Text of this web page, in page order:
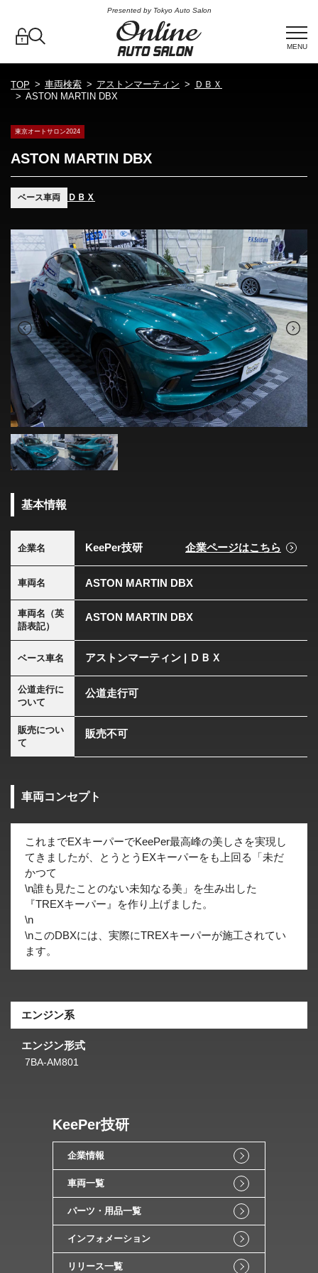
Presented by Tokyo Auto Salon
MENU
TOP 車両検索 アストンマーティン
ＤＢＸ
ASTON MARTIN DBX
東京オートサロン2024
ASTON MARTIN DBX
ベース車両 ＤＢＸ
基本情報
企業名 KeePer技研 企業ページはこちら
車両名 ASTON MARTIN DBX
車両名（英
語表記）
ASTON MARTIN DBX
ベース車名 アストンマーティン | ＤＢＸ
公道走行に
ついて
公道走行可
販売につい
て
販売不可
車両コンセプト
これまでEXキーパーでKeePer最高峰の美しさを実現し
てきましたが、とうとうEXキーパーをも上回る「未だ
かつて
\n誰も見たことのない未知なる美」を生み出した
『TREXキーパー』を作り上げました。
\n
\nこのDBXには、実際にTREXキーパーが施工されてい
ます。
エンジン系
エンジン形式
7BA-AM801
KeePer技研
企業情報
車両一覧
パーツ・用品一覧
インフォメーション
リリース一覧